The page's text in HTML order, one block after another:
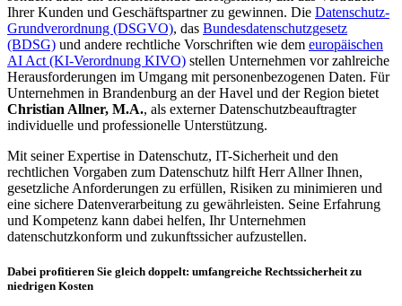
Ihrer Kunden und Geschäftspartner zu gewinnen. Die Datenschutz-
Grundverordnung (DSGVO), das Bundesdatenschutzgesetz
(BDSG) und andere rechtliche Vorschriften wie dem europäischen
AI Act (KI-Verordnung KIVO) stellen Unternehmen vor zahlreiche
Herausforderungen im Umgang mit personenbezogenen Daten. Für
Unternehmen in Brandenburg an der Havel und der Region bietet
Christian Allner, M.A., als externer Datenschutzbeauftragter
individuelle und professionelle Unterstützung.
Mit seiner Expertise in Datenschutz, IT-Sicherheit und den
rechtlichen Vorgaben zum Datenschutz hilft Herr Allner Ihnen,
gesetzliche Anforderungen zu erfüllen, Risiken zu minimieren und
eine sichere Datenverarbeitung zu gewährleisten. Seine Erfahrung
und Kompetenz kann dabei helfen, Ihr Unternehmen
datenschutzkonform und zukunftssicher aufzustellen.
Dabei profitieren Sie gleich doppelt: umfangreiche Rechtssicherheit zu
niedrigen Kosten